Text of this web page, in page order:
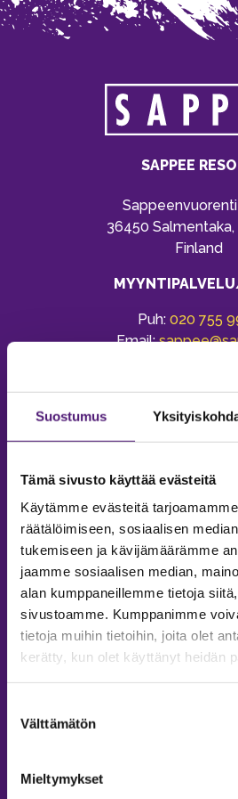
Suostumus
Tämä sivusto käyttää evästeitä
Käytämme evästeitä
räätälöimiseen, sosiaalisen
tukemiseen ja kävijämäärämme
jaamme sosiaalisen median,
alan kumppaneillemme tietoja
sivustoamme. Kumppanimme
tietoja muihin tietoihin, joita olet
kerätty, kun olet käyttänyt heidän
valinta
Välttämätön
Mieltymykset
SAPPEE
36450 Salmentaka,
Finland
Puh: 020 755
Email:
MAJOITUS
Tiedustelut &